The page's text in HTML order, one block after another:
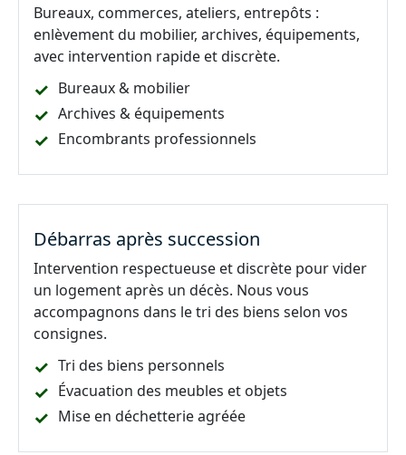
Bureaux, commerces, ateliers, entrepôts :
enlèvement du mobilier, archives, équipements,
avec intervention rapide et discrète.
Bureaux & mobilier
Archives & équipements
Encombrants professionnels
Débarras après succession
Intervention respectueuse et discrète pour vider
un logement après un décès. Nous vous
accompagnons dans le tri des biens selon vos
consignes.
Tri des biens personnels
Évacuation des meubles et objets
Mise en déchetterie agréée